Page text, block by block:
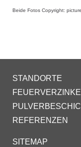
Beide Fotos Copyright:
STANDORTE
REFERENZEN
SITEMAP